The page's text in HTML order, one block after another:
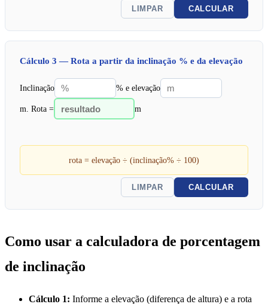
LIMPAR CALCULAR
Cálculo 3 — Rota a partir da inclinação % e da elevação
Inclinação % e elevação
m. Rota = m
rota = elevação ÷ (inclinação% ÷ 100)
LIMPAR CALCULAR
Como usar a calculadora de porcentagem
de inclinação
Cálculo 1: Informe a elevação (diferença de altura) e a rota